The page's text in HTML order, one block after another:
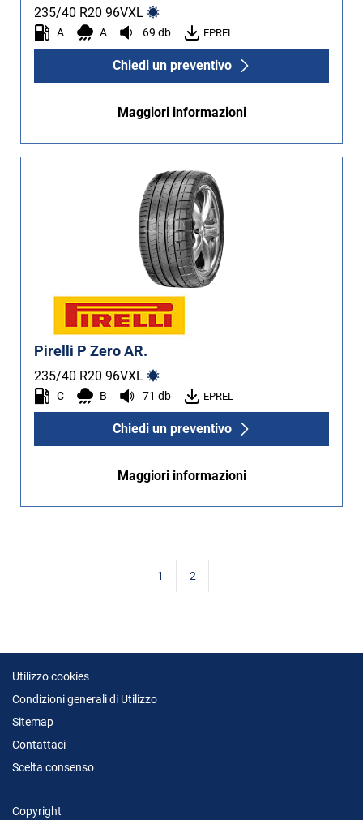
235/40 R20 96VXL
A A 69 db EPREL
Chiedi un preventivo
Maggiori informazioni
Pirelli P Zero AR.
235/40 R20 96VXL
C B 71 db EPREL
Chiedi un preventivo
Maggiori informazioni
1 2
Utilizzo cookies
Condizioni generali di Utilizzo
Sitemap
Contattaci
Scelta consenso
Copyright